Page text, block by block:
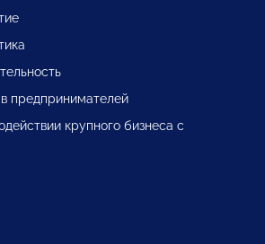
предпринимателей
крупного бизнеса с